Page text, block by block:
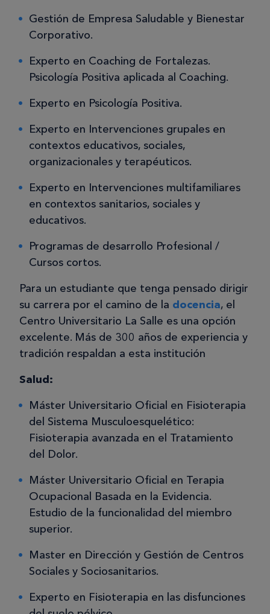
Gestión de Empresa Saludable y Bienestar
Corporativo.
Experto en Coaching de Fortalezas.
Psicología Positiva aplicada al Coaching.
Experto en Psicología Positiva.
Experto en Intervenciones grupales en
contextos educativos, sociales,
organizacionales y terapéuticos.
Experto en Intervenciones multifamiliares
en contextos sanitarios, sociales y
educativos.
Programas de desarrollo Profesional /
Cursos cortos.
Para un estudiante que tenga pensado dirigir
su carrera por el camino de la docencia, el
Centro Universitario La Salle es una opción
excelente. Más de 300 años de experiencia y
tradición respaldan a esta institución
Salud:
Máster Universitario Oficial en Fisioterapia
del Sistema Musculoesquelético:
Fisioterapia avanzada en el Tratamiento
del Dolor.
Máster Universitario Oficial en Terapia
Ocupacional Basada en la Evidencia.
Estudio de la funcionalidad del miembro
superior.
Master en Dirección y Gestión de Centros
Sociales y Sociosanitarios.
Experto en Fisioterapia en las disfunciones